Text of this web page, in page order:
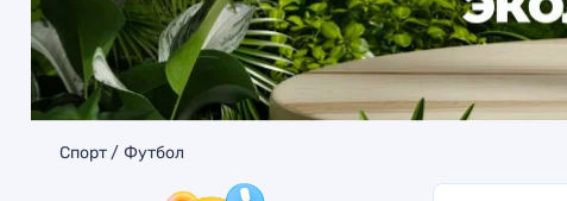
Спорт Футбол